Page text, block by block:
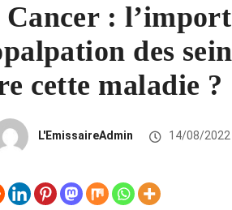
Cancer :
des
cette maladie ?
L'EmissaireAdmin 14/08/2022